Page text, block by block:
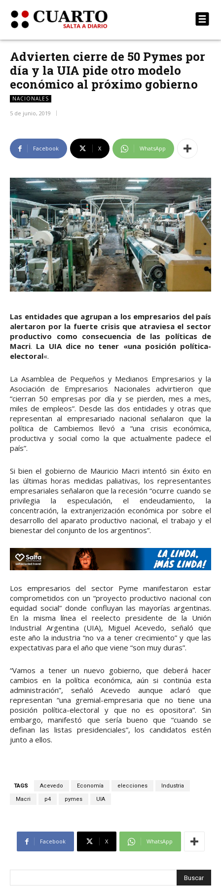
Advierten cierre de 50 Pymes por
día y la UIA pide otro modelo
económico al próximo gobierno
NACIONALES
5 de junio, 2019
Facebook X WhatsApp
Las entidades que agrupan a los empresarios del país
alertaron por la fuerte crisis que atraviesa el sector
productivo como consecuencia de las políticas de
Macri. La UIA dice no tener «una posición política-
electoral«.
La Asamblea de Pequeños y Medianos Empresarios y la
Asociación de Empresarios Nacionales advirtieron que
“cierran 50 empresas por día y se pierden, mes a mes,
miles de empleos”. Desde las dos entidades y otras que
representan al empresariado nacional señalaron que la
política de Cambiemos llevó a “una crisis económica,
productiva y social como la que actualmente padece el
país”.
Si bien el gobierno de Mauricio Macri intentó sin éxito en
las últimas horas medidas paliativas, los representantes
empresariales señalaron que la recesión “ocurre cuando se
privilegia la especulación, el endeudamiento, la
concentración, la extranjerización económica por sobre el
desarrollo del aparato productivo nacional, el trabajo y el
bienestar del conjunto de los argentinos”.
Los empresarios del sector Pyme manifestaron estar
comprometidos con un “proyecto productivo nacional con
equidad social” donde confluyan las mayorías argentinas.
En la misma línea el reelecto presidente de la Unión
Industrial Argentina (UIA), Miguel Acevedo, señaló que
este año la industria “no va a tener crecimiento” y que las
expectativas para el año que viene “son muy duras”.
“Vamos a tener un nuevo gobierno, que deberá hacer
cambios en la política económica, aún si continúa esta
administración”, señaló Acevedo aunque aclaró que
representan “una gremial-empresaria que no tiene una
posición política-electoral y que no es opositora”. Sin
embargo, manifestó que sería bueno que “cuando se
definan las listas presidenciales”, los candidatos estén
junto a ellos.
TAGS Acevedo Economía elecciones Industria
Macri p4 pymes UIA
Facebook X WhatsApp